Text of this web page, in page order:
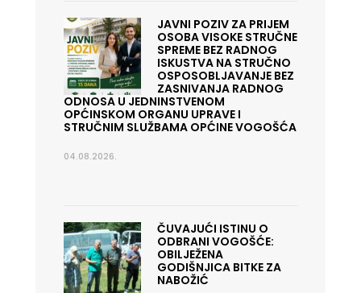
JAVNI POZIV ZA PRIJEM
OSOBA VISOKE STRUČNE
SPREME BEZ RADNOG
ISKUSTVA NA STRUČNO
OSPOSOBLJAVANJE BEZ
ZASNIVANJA RADNOG
ODNOSA U JEDNINSTVENOM
OPĆINSKOM ORGANU UPRAVE I
STRUČNIM SLUŽBAMA OPĆINE VOGOŠĆA
04.08.2026.
ČUVAJUĆI ISTINU O
ODBRANI VOGOŠĆE:
OBILJEŽENA
GODIŠNJICA BITKE ZA
NABOŽIĆ